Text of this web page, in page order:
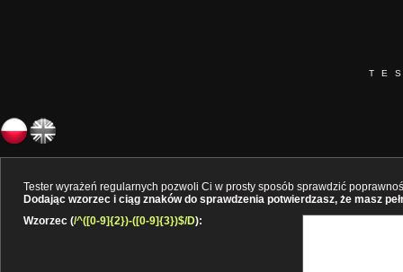
Tester wyrażeń regularnych pozwoli Ci w prosty sposób sprawdzić
Dodając wzorzec i ciąg znaków do sprawdzenia potwierdzasz, że masz
Wzorzec (/^([0-9]{2})-([0-9]{3})$/D):